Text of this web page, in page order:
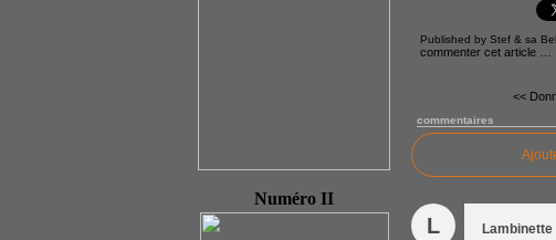
Numéro II
Published by Stef & sa
commenter cet article
<<
commentaires
L Lambinette